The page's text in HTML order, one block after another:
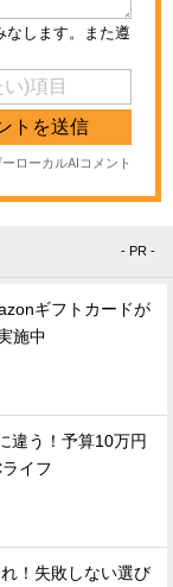
- PR -
ギフトカードが
施中
違う！予算10万円
イフ
！失敗しない選び